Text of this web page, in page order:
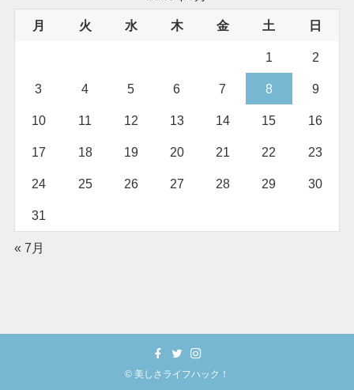
月 火 水 木 金 土 日
1 2
3 4 5 6 7 8 9
10 11 12 13 14 15 16
17 18 19 20 21 22 23
24 25 26 27 28 29 30
31
« 7月
© 美しさライフハック！